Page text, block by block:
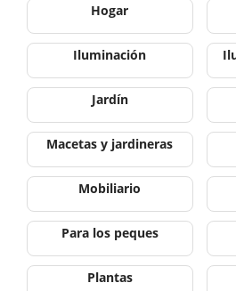
Hogar
Iluminación
Jardín
Macetas y jardineras
Mobiliario
Para los peques
Plantas